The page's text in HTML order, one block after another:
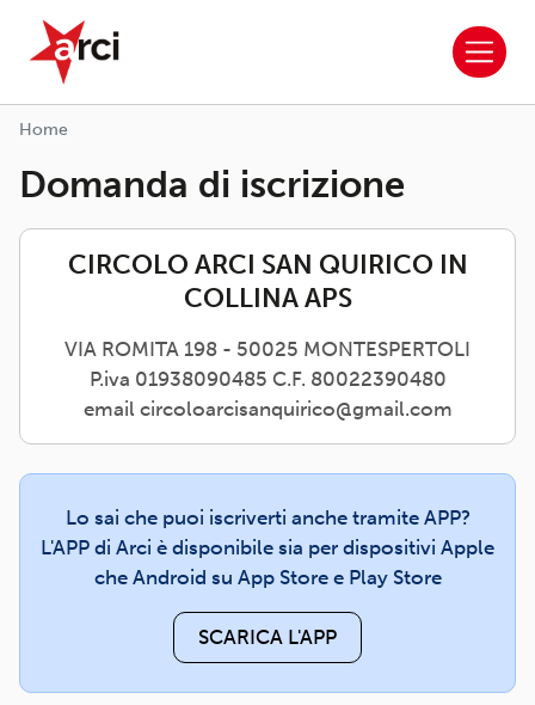
Salta al contenuto principale
ARCI APS
Home
Domanda di iscrizione
CIRCOLO ARCI SAN QUIRICO IN
COLLINA APS
VIA ROMITA 198 - 50025 MONTESPERTOLI
P.iva 01938090485 C.F. 80022390480
email circoloarcisanquirico@gmail.com
Lo sai che puoi iscriverti anche tramite APP?
L'APP di Arci è disponibile sia per dispositivi Apple
che Android su App Store e Play Store
SCARICA L'APP